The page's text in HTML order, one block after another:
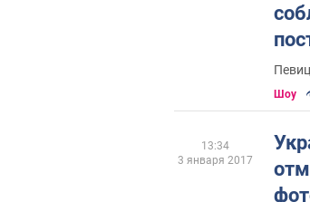
Шоу
13:34
3 января 2017